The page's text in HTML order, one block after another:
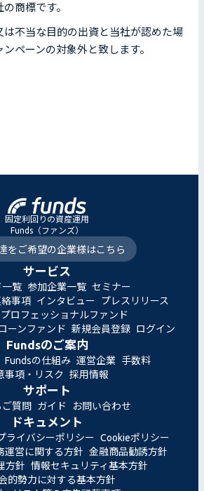
商標です。
は不当な目的の出資と当社が認めた場
ペーンの対象外と致します。
固定利回りの資産運用
Funds（ファンズ）
をご希望の企業様はこちら
サービス
一覧 参加企業一覧 セミナー
事項 インタビュー
プレスリリース
プロフェッショナルファンド
ーンファンド 新規会員登録 ログイン
Fundsのご案内
Fundsの仕組み 運営企業 手数料
事項・リスク
採用情報
サポート
質問 ガイド お問い合わせ
ドキュメント
ライバシーポリシー Cookieポリシー
運営に関する方針 金融商品勧誘方針
方針 情報セキュリティ基本方針
的勢力に対する基本方針